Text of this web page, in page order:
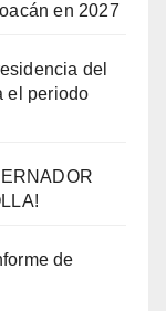
en 2027
del
el periodo
de